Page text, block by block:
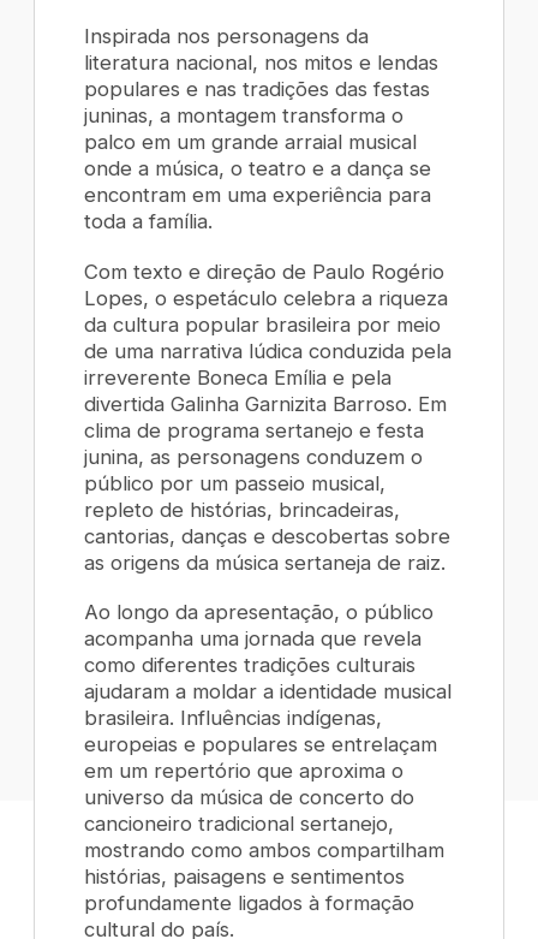
Inspirada nos personagens da
literatura nacional, nos mitos e lendas
populares e nas tradições das festas
juninas, a montagem transforma o
palco em um grande arraial musical
onde a música, o teatro e a dança se
encontram em uma experiência para
toda a família.
Com texto e direção de Paulo Rogério
Lopes, o espetáculo celebra a riqueza
da cultura popular brasileira por meio
de uma narrativa lúdica conduzida pela
irreverente Boneca Emília e pela
divertida Galinha Garnizita Barroso. Em
clima de programa sertanejo e festa
junina, as personagens conduzem o
público por um passeio musical,
repleto de histórias, brincadeiras,
cantorias, danças e descobertas sobre
as origens da música sertaneja de raiz.
Ao longo da apresentação, o público
acompanha uma jornada que revela
como diferentes tradições culturais
ajudaram a moldar a identidade musical
brasileira. Influências indígenas,
europeias e populares se entrelaçam
em um repertório que aproxima o
universo da música de concerto do
cancioneiro tradicional sertanejo,
mostrando como ambos compartilham
histórias, paisagens e sentimentos
profundamente ligados à formação
cultural do país.